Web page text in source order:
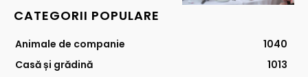
CATEGORII POPULARE
Animale de companie
1040
Casă și grădină
1013